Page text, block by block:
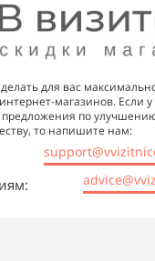
для вас
магазинов. Если
по
то напишите нам: